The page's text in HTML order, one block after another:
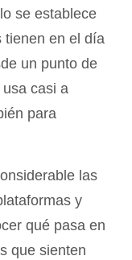
se establece
tienen en el día
un punto de
casi a
para
las
y
qué pasa en
que sienten